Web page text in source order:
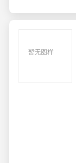
暂无图样